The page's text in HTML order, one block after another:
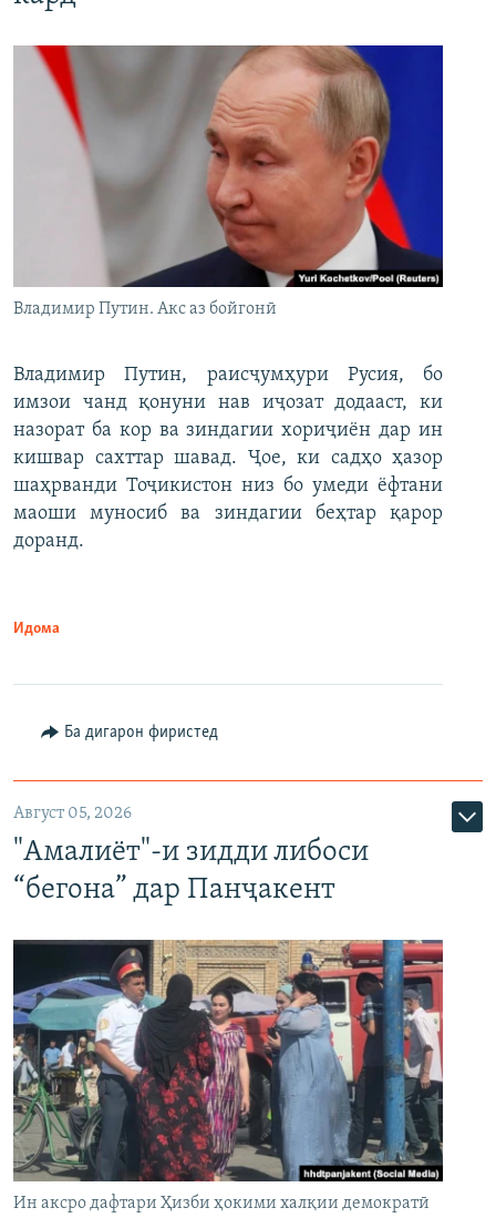
Владимир Путин. Акс аз бойгонӣ
Владимир Путин, раисҷумҳури Русия, бо
имзои чанд қонуни нав иҷозат додааст, ки
назорат ба кор ва зиндагии хориҷиён дар ин
кишвар сахттар шавад. Ҷое, ки садҳо ҳазор
шаҳрванди Тоҷикистон низ бо умеди ёфтани
маоши муносиб ва зиндагии беҳтар қарор
доранд.
Идома
Ба дигарон фиристед
Август 05, 2026
"Амалиёт"-и зидди либоси
“бегона” дар Панҷакент
Ин аксро дафтари Ҳизби ҳокими халқии демократӣ